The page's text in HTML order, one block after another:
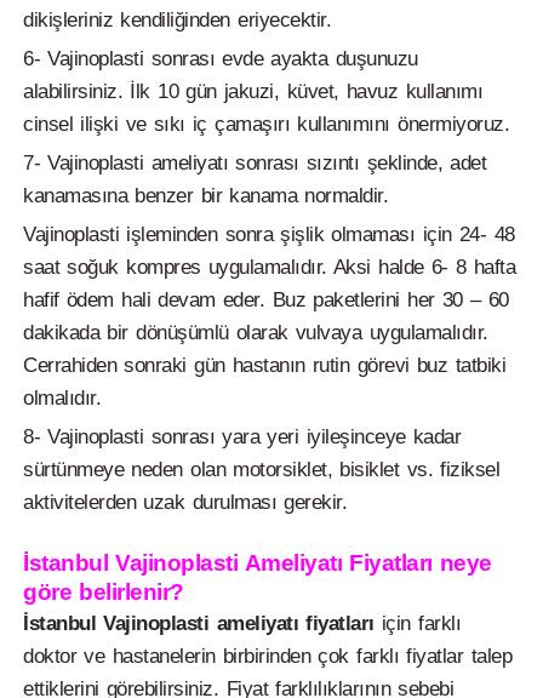
dikişleriniz kendiliğinden eriyecektir.
6- Vajinoplasti sonrası evde ayakta duşunuzu
alabilirsiniz. İlk 10 gün jakuzi, küvet, havuz kullanımı
cinsel ilişki ve sıkı iç çamaşırı kullanımını önermiyoruz.
7- Vajinoplasti ameliyatı sonrası sızıntı şeklinde, adet
kanamasına benzer bir kanama normaldir.
Vajinoplasti işleminden sonra şişlik olmaması için 24- 48
saat soğuk kompres uygulamalıdır. Aksi halde 6- 8 hafta
hafif ödem hali devam eder. Buz paketlerini her 30 – 60
dakikada bir dönüşümlü olarak vulvaya uygulamalıdır.
Cerrahiden sonraki gün hastanın rutin görevi buz tatbiki
olmalıdır.
8- Vajinoplasti sonrası yara yeri iyileşinceye kadar
sürtünmeye neden olan motorsiklet, bisiklet vs. fiziksel
aktivitelerden uzak durulması gerekir.
İstanbul Vajinoplasti Ameliyatı Fiyatları neye
göre belirlenir?
İstanbul Vajinoplasti ameliyatı fiyatları için farklı
doktor ve hastanelerin birbirinden çok farklı fiyatlar talep
ettiklerini görebilirsiniz. Fiyat farklılıklarının sebebi